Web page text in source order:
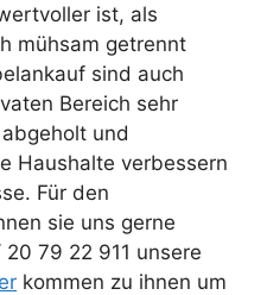
ist, als
mühsam getrennt
sind auch
Bereich sehr
und
Haushalte verbessern
Für den
sie uns gerne
79 22 911 unsere
kommen zu ihnen um